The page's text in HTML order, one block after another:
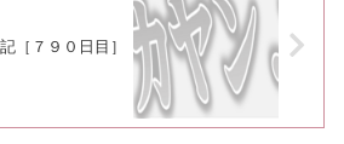
［７９０日目］